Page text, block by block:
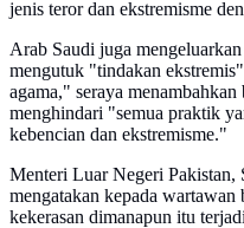
jenis teror dan ekstremisme
Arab Saudi juga
mengutuk "tindakan
agama," seraya
menghindari "semua praktik
kebencian dan ekstremisme."
Menteri Luar Negeri Pakistan,
mengatakan kepada
kekerasan dimanapun itu